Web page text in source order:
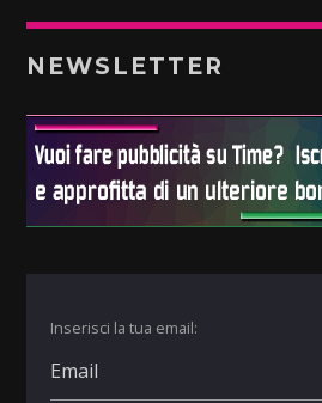
NEWSLETTER
Inserisci la tua email: